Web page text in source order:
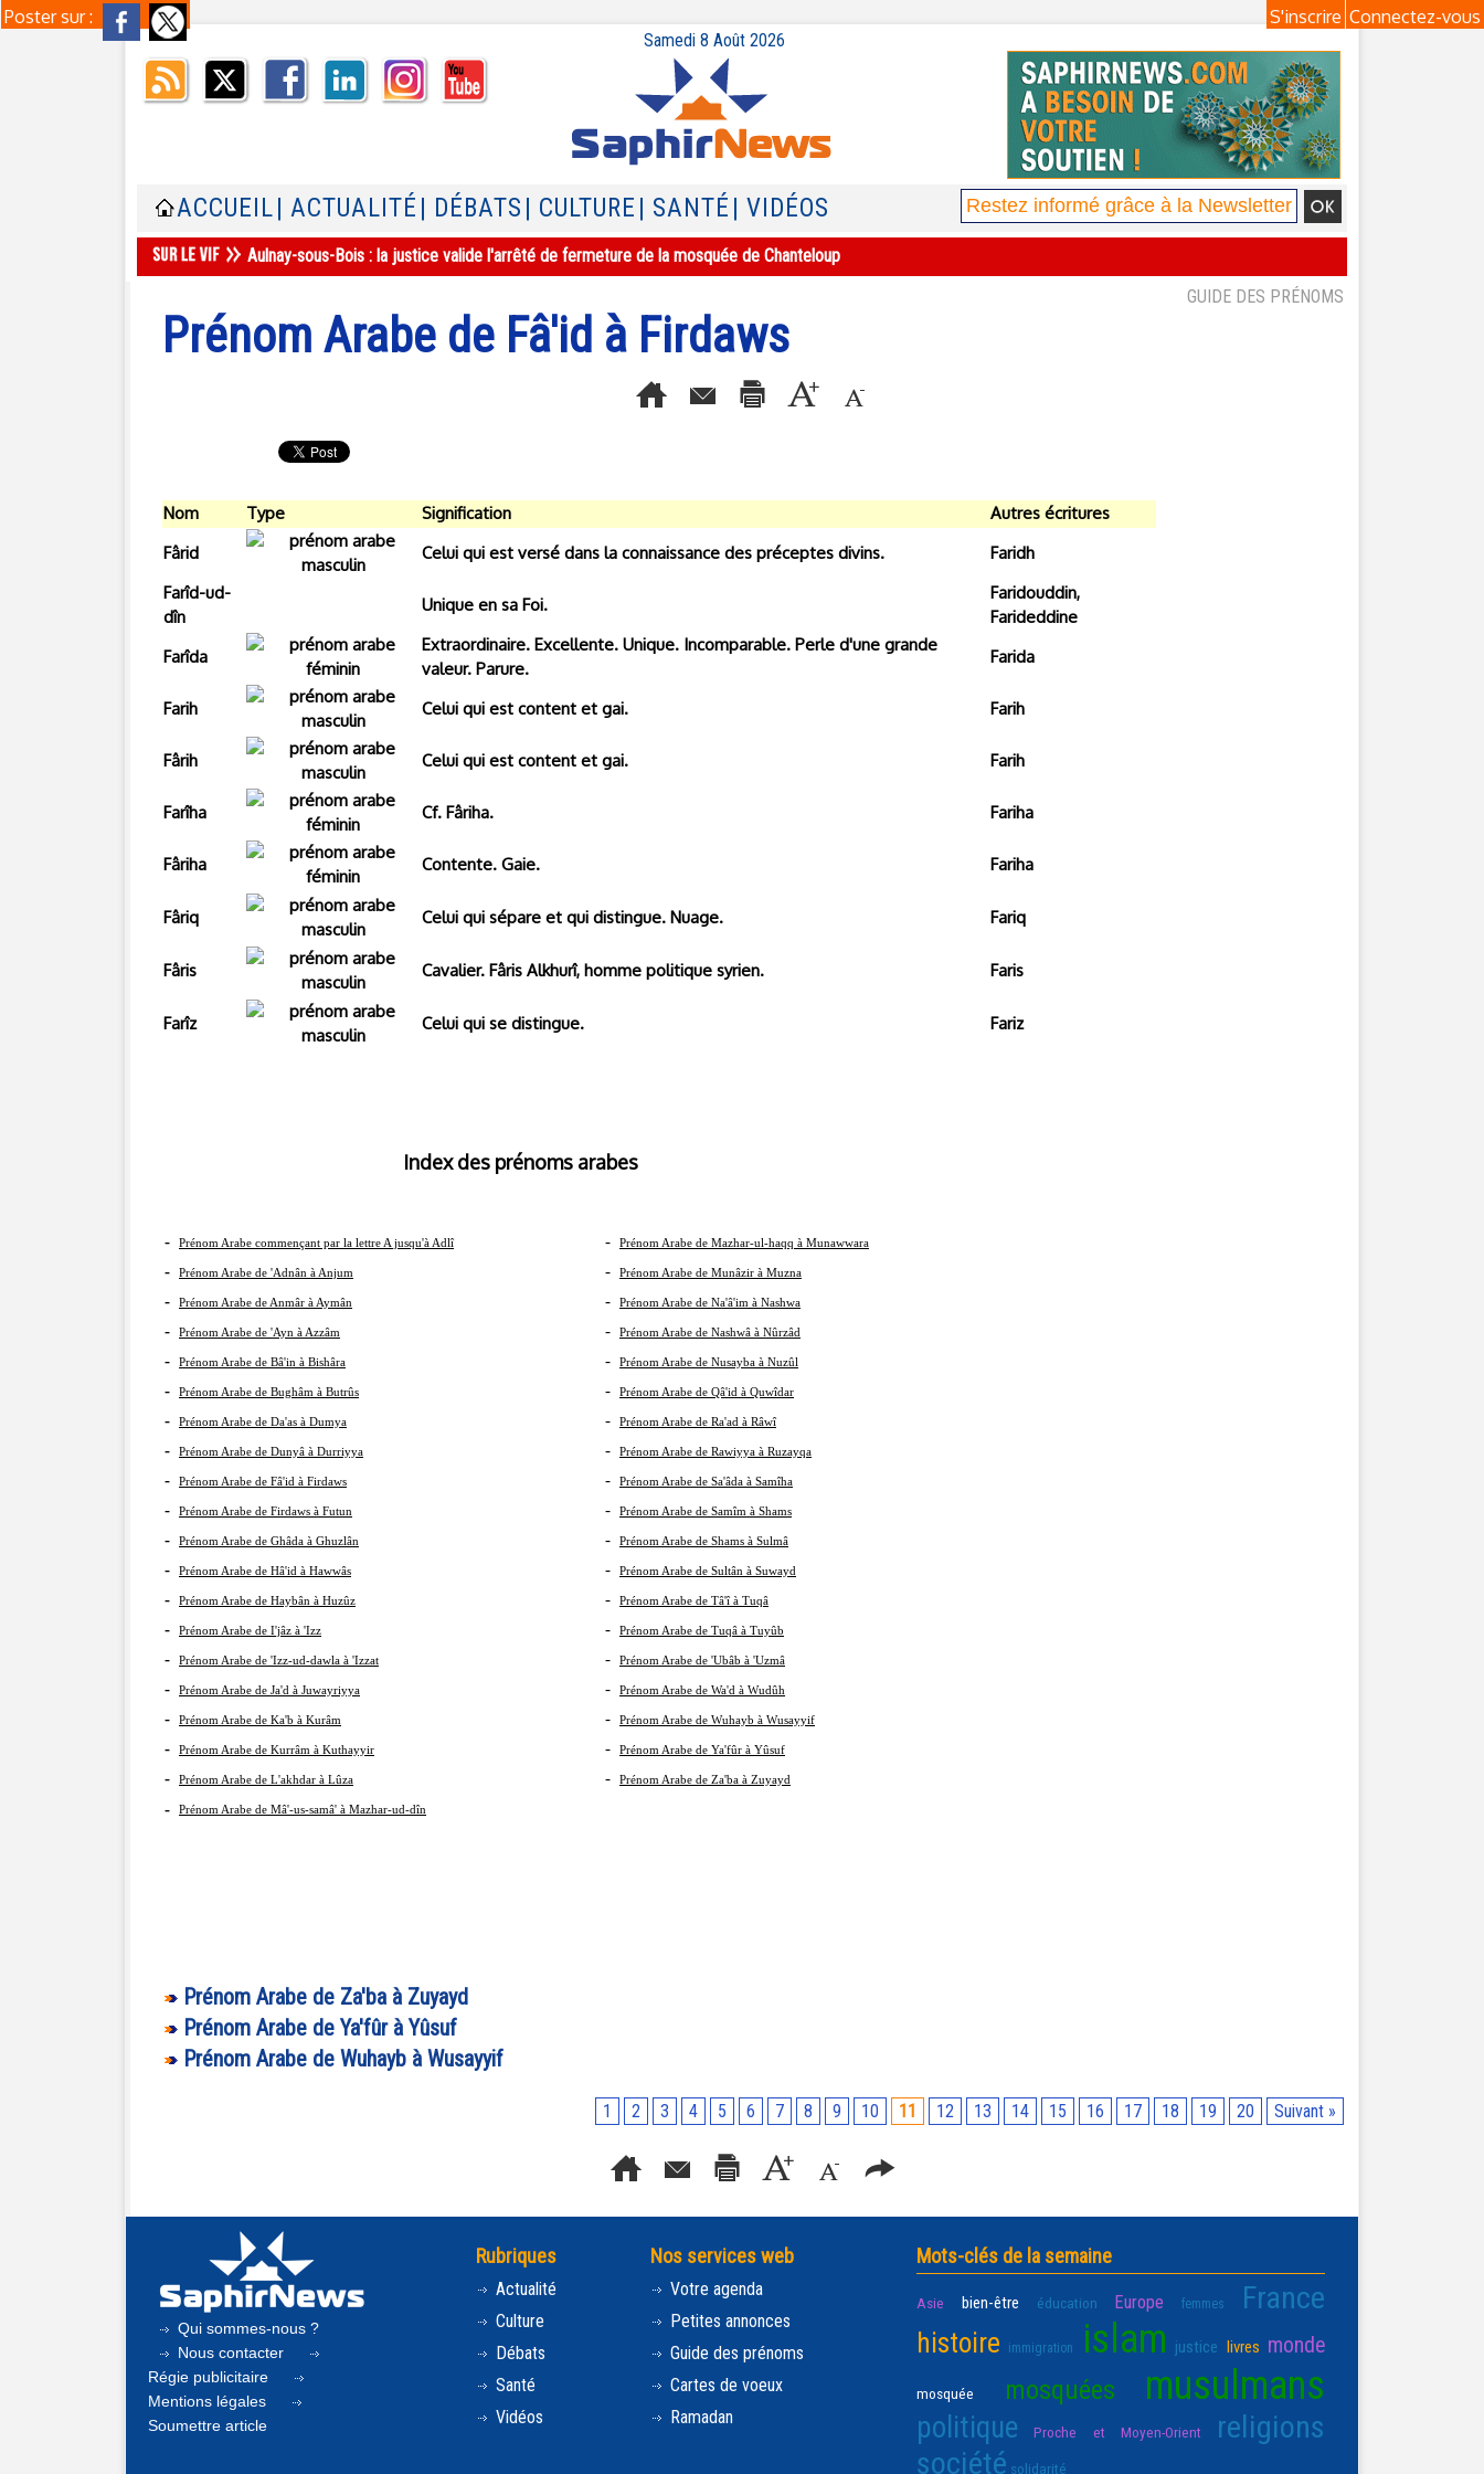
Poster sur : Connectez-vous
S'inscrire
Samedi 8 Août 2026
ACCUEIL | ACTUALITÉ | DÉBATS | CULTURE | SANTÉ | VIDÉOS
Aulnay-sous-Bois : la justice valide l'arrêté de fermeture de la mosquée de Chanteloup
GUIDE DES PRÉNOMS
Prénom Arabe de Fâ'id à Firdaws
Nom Type Signification
Autres écritures
Fârid
Celui qui est versé dans la connaissance des préceptes divins.
Faridh
Farîd-ud-
dîn
Unique en sa Foi.
Faridouddin,
Farideddine
Farîda
Extraordinaire. Excellente. Unique. Incomparable. Perle d'une grande
valeur. Parure.
Farida
Farih Celui qui est content et gai. Farih
Fârih Celui qui est content et gai. Farih
Farîha Cf. Fâriha. Fariha
Fâriha Contente. Gaie. Fariha
Fâriq Celui qui sépare et qui distingue. Nuage. Fariq
Fâris Cavalier. Fâris Alkhurî, homme politique syrien. Faris
Farîz Celui qui se distingue. Fariz
Index des prénoms arabes
- Prénom Arabe commençant par la lettre A jusqu'à Adlî - Prénom Arabe de Mazhar-ul-haqq à Munawwara
- Prénom Arabe de 'Adnân à Anjum - Prénom Arabe de Munâzir à Muzna
- Prénom Arabe de Anmâr à Aymân - Prénom Arabe de Na'â'im à Nashwa
- Prénom Arabe de 'Ayn à Azzâm - Prénom Arabe de Nashwâ à Nûrzâd
- Prénom Arabe de Bâ'in à Bishâra - Prénom Arabe de Nusayba à Nuzûl
- Prénom Arabe de Bughâm à Butrûs - Prénom Arabe de Qâ'id à Quwîdar
- Prénom Arabe de Da'as à Dumya - Prénom Arabe de Ra'ad à Râwî
- Prénom Arabe de Dunyâ à Durriyya - Prénom Arabe de Rawiyya à Ruzayqa
- Prénom Arabe de Fâ'id à Firdaws - Prénom Arabe de Sa'âda à Samîha
- Prénom Arabe de Firdaws à Futun - Prénom Arabe de Samîm à Shams
- Prénom Arabe de Ghâda à Ghuzlân - Prénom Arabe de Shams à Sulmâ
- Prénom Arabe de Hâ'id à Hawwâs - Prénom Arabe de Sultân à Suwayd
- Prénom Arabe de Haybân à Huzûz - Prénom Arabe de Tâ'î à Tuqâ
- Prénom Arabe de I'jâz à 'Izz - Prénom Arabe de Tuqâ à Tuyûb
- Prénom Arabe de 'Izz-ud-dawla à 'Izzat - Prénom Arabe de 'Ubâb à 'Uzmâ
- Prénom Arabe de Ja'd à Juwayriyya - Prénom Arabe de Wa'd à Wudûh
- Prénom Arabe de Ka'b à Kurâm - Prénom Arabe de Wuhayb à Wusayyif
- Prénom Arabe de Kurrâm à Kuthayyir - Prénom Arabe de Ya'fûr à Yûsuf
- Prénom Arabe de L'akhdar à Lûza - Prénom Arabe de Za'ba à Zuyayd
- Prénom Arabe de Mâ'-us-samâ' à Mazhar-ud-dîn
Prénom Arabe de Za'ba à Zuyayd
Prénom Arabe de Ya'fûr à Yûsuf
Prénom Arabe de Wuhayb à Wusayyif
1 2 3 4 5 6 7 8 9 10 11 12 13 14 15 16 17 18 19 20 Suivant »
Qui sommes-nous ?
Nous contacter
Régie publicitaire
Mentions légales
Soumettre article
Rubriques
Actualité
Culture
Débats
Santé
Vidéos
Nos services web
Votre agenda
Petites annonces
Guide des prénoms
Cartes de voeux
Ramadan
Mots-clés de la semaine
Asie bien-être éducation Europe femmes France
histoire immigration islam justice livres monde
mosquée mosquées musulmans
politique Proche et Moyen-Orient
religions
société solidarité